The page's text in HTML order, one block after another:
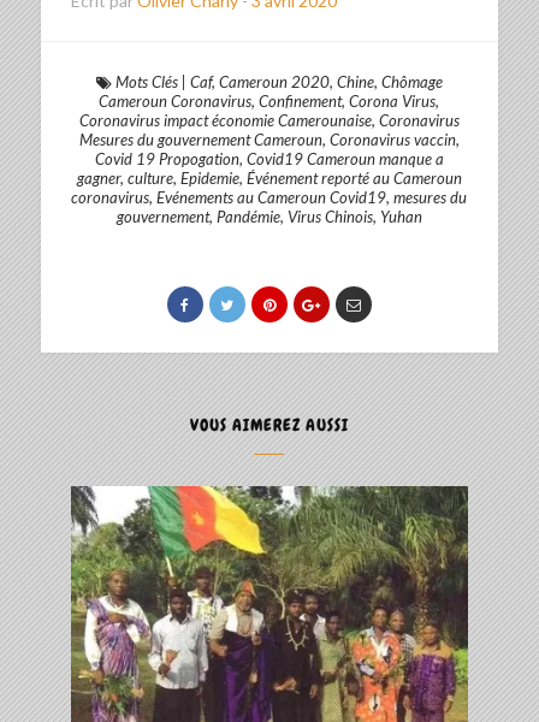
Mots Clés| Caf, Cameroun 2020, Chine, Chômage
Cameroun Coronavirus,Confinement,Corona Virus,
Coronavirus impact économie Camerounaise, Coronavirus
Mesures du gouvernement Cameroun, Coronavirus vaccin,
Covid 19 Propogation, Covid19 Cameroun manque a
gagner, culture, Epidemie, Événement reporté au Cameroun
coronavirus,Evénements au Cameroun Covid19,mesures du
gouvernement, Pandémie, Virus Chinois, Yuhan
VOUS AIMEREZ AUSSI